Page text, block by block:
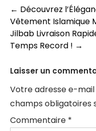
Navigation
des
articles
← Découvrez
Vêtement Islamique
Jilbab Livraison
Temps Record ! →
Laisser un
Votre adresse e-
champs obligatoires
Commentaire *